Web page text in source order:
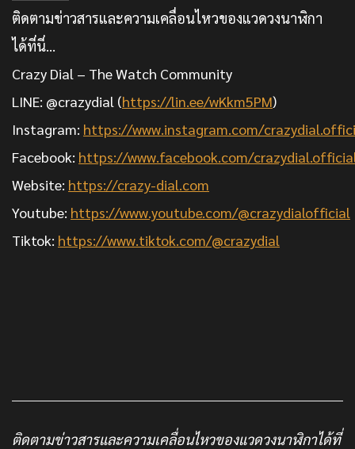
ติดตามข่าวสารและความเคลื่อนไหวของแวดวงนาฬิกา
ได้ที่นี่…
Crazy Dial – The Watch Community
LINE: @crazydial (https://lin.ee/wKkm5PM)
Instagram: https://www.instagram.com/
Facebook: https://www.facebook.com/
Website: https://crazy-dial.com
Youtube: https://www.youtube.com/@crazydialofficial
Tiktok: https://www.tiktok.com/@crazydial
ติดตามข่าวสารและความเคลื่อนไหวของแวดวงนาฬิกาได้ที่